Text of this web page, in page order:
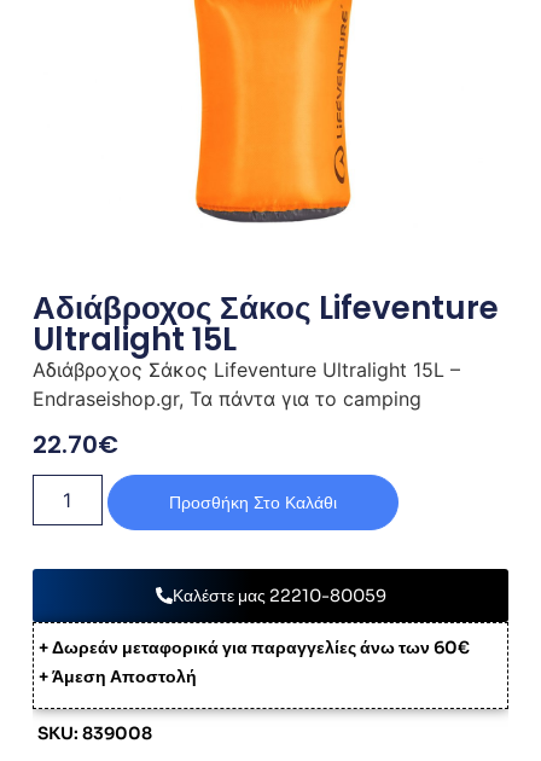
Αδιάβροχος Σάκος Lifeventure
Ultralight 15L
Αδιάβροχος Σάκος Lifeventure Ultralight 15L –
Endraseishop.gr, Τα πάντα για το camping
22.70€
Προσθήκη Στο Καλάθι
Καλέστε μας 22210-80059
+ Δωρεάν μεταφορικά για παραγγελίες άνω των 60€
+ Άμεση Αποστολή
SKU: 839008